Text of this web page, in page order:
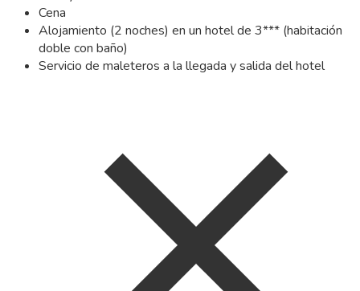
Cena
Alojamiento (2 noches) en un hotel de 3*** (habitación
doble con baño)
Servicio de maleteros a la llegada y salida del hotel